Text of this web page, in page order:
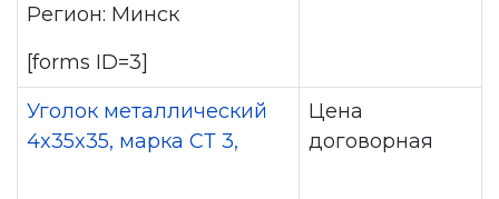
Регион: Минск
[forms ID=3]
Уголок металлический
4x35x35, марка СТ 3,
Цена
договорная